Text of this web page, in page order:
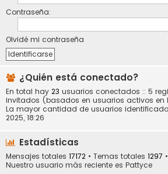
Contraseña:
Olvidé mi contraseña
¿Quién está conectado?
En total hay 23 usuarios conectados :: 5
invitados (basados en usuarios activos en
La mayor cantidad de usuarios
2025, 18:26
Estadísticas
Mensajes totales 17172 • Temas totales 1297
Nuestro usuario más reciente es Pattyce